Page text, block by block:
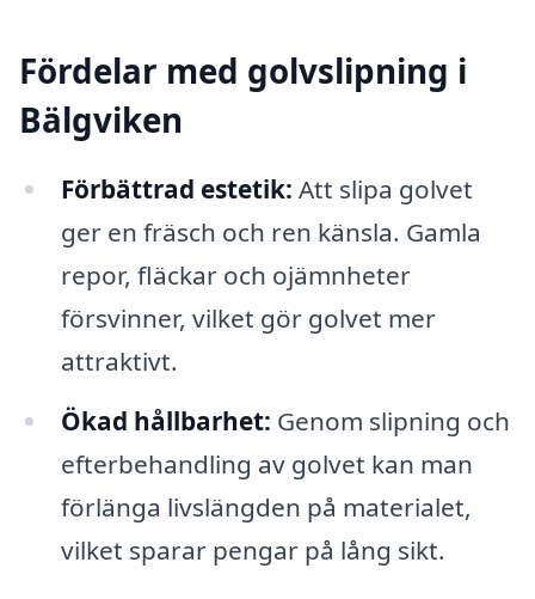
Fördelar med golvslipning i
Bälgviken
Förbättrad estetik: Att slipa golvet
ger en fräsch och ren känsla. Gamla
repor, fläckar och ojämnheter
försvinner, vilket gör golvet mer
attraktivt.
Ökad hållbarhet: Genom slipning och
efterbehandling av golvet kan man
förlänga livslängden på materialet,
vilket sparar pengar på lång sikt.